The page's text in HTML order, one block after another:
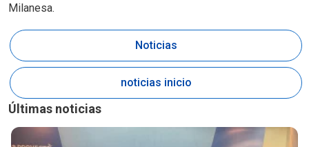
Milanesa.
Noticias
noticias inicio
Últimas noticias